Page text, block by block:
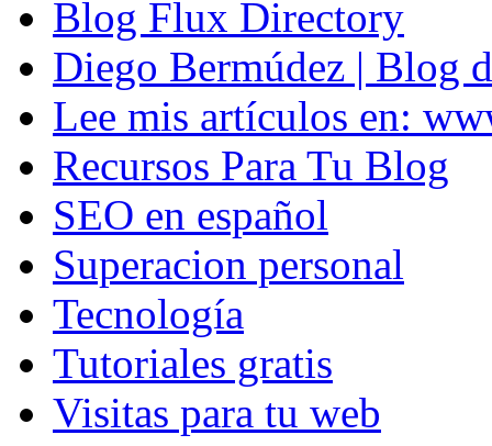
Blog Flux Directory
Diego Bermúdez | Blog
Lee mis artículos en:
Recursos Para Tu Blog
SEO en español
Superacion personal
Tecnología
Tutoriales gratis
Visitas para tu web